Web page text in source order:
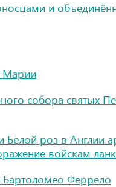
и
Марии
собора святых
Белой роз в Англии
войскам
Бартоломео Феррело